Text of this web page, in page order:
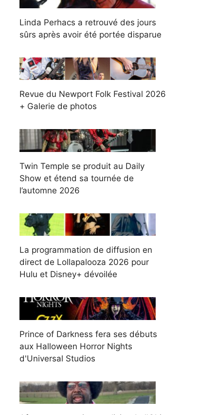
Linda Perhacs a retrouvé des jours
sûrs après avoir été portée disparue
Revue du Newport Folk Festival 2026
+ Galerie de photos
Twin Temple se produit au Daily
Show et étend sa tournée de
l’automne 2026
La programmation de diffusion en
direct de Lollapalooza 2026 pour
Hulu et Disney+ dévoilée
Prince of Darkness fera ses débuts
aux Halloween Horror Nights
d'Universal Studios